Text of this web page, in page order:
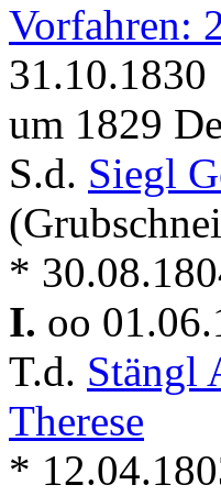
Vorfahren:
31.10.1830
um 1829
S.d. Siegl
*
I. oo
T.d. Stängl
Therese
*